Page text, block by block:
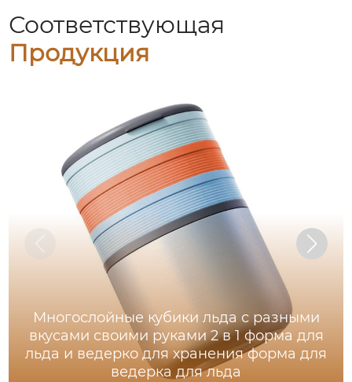
Соответствующая
Продукция
Многослойные кубики льда с разными
вкусами своими руками 2 в 1 форма для
льда и ведерко для хранения форма для
ведерка для льда